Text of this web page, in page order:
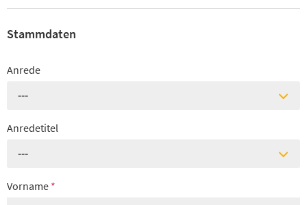
Stammdaten
Anrede
---
Anredetitel
---
Vorname *